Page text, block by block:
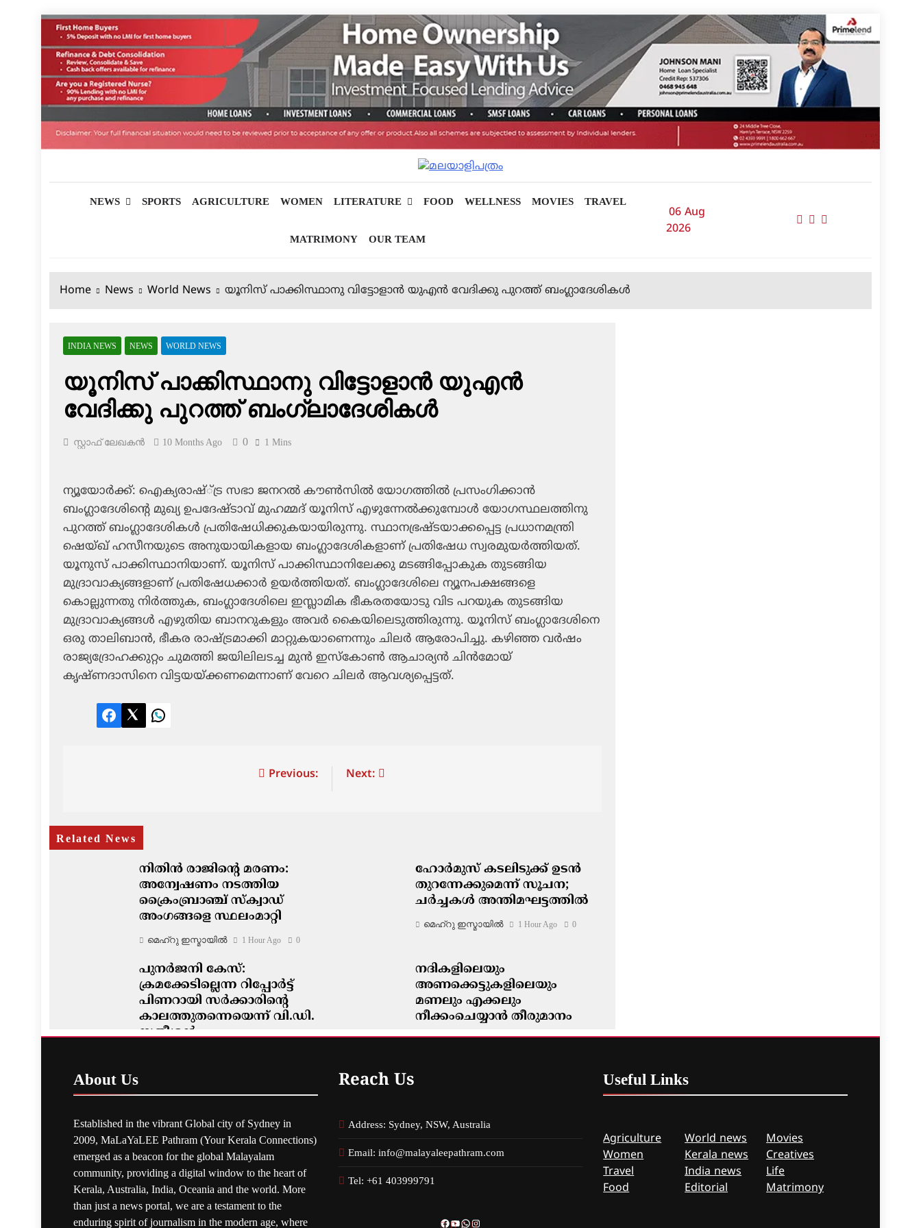
Skip
content
NEWS SPORTS AGRICULTURE WOMEN LITERATURE FOOD WELLNESS MOVIES TRAVEL
MATRIMONY OUR TEAM
06 Aug
2026
Home News World News യൂനിസ് പാക്കിസ്ഥാനു വിട്ടോളാന്‍ യുഎന്‍ വേദിക്കു പുറത്ത് ബംഗ്ലാദേശികള്‍
INDIA NEWS NEWS WORLD NEWS
യൂനിസ് പാക്കിസ്ഥാനു വിട്ടോളാന്‍ യുഎന്‍
വേദിക്കു പുറത്ത് ബംഗ്ലാദേശികള്‍
സ്റ്റാഫ് ലേഖകൻ 10 Months Ago 0 1 Mins
ന്യൂയോര്‍ക്ക്: ഐക്യരാഷ്്ട്ര സഭാ ജനറല്‍ കൗണ്‍സില്‍ യോഗത്തില്‍ പ്രസംഗിക്കാന്‍
ബംഗ്ലാദേശിന്റെ മുഖ്യ ഉപദേഷ്ടാവ് മുഹമ്മദ് യൂനിസ് എഴുന്നേല്‍ക്കുമ്പോള്‍ യോഗസ്ഥലത്തിനു
പുറത്ത് ബംഗ്ലാദേശികള്‍ പ്രതിഷേധിക്കുകയായിരുന്നു. സ്ഥാനഭ്രഷ്ടയാക്കപ്പെട്ട പ്രധാനമന്ത്രി
ഷെയ്ഖ് ഹസീനയുടെ അനുയായികളായ ബംഗ്ലാദേശികളാണ് പ്രതിഷേധ സ്വരമുയര്‍ത്തിയത്.
യൂനുസ് പാക്കിസ്ഥാനിയാണ്. യൂനിസ് പാക്കിസ്ഥാനിലേക്കു മടങ്ങിപ്പോകുക തുടങ്ങിയ
മുദ്രാവാക്യങ്ങളാണ് പ്രതിഷേധക്കാര്‍ ഉയര്‍ത്തിയത്. ബംഗ്ലാദേശിലെ ന്യൂനപക്ഷങ്ങളെ
കൊല്ലുന്നതു നിര്‍ത്തുക, ബംഗ്ലാദേശിലെ ഇസ്ലാമിക ഭീകരതയോടു വിട പറയുക തുടങ്ങിയ
മുദ്രാവാക്യങ്ങള്‍ എഴുതിയ ബാനറുകളും അവര്‍ കൈയിലെടുത്തിരുന്നു. യൂനിസ് ബംഗ്ലാദേശിനെ
ഒരു താലിബാന്‍, ഭീകര രാഷ്ട്രമാക്കി മാറ്റുകയാണെന്നും ചിലര്‍ ആരോപിച്ചു. കഴിഞ്ഞ വര്‍ഷം
രാജ്യദ്രോഹക്കുറ്റം ചുമത്തി ജയിലിലടച്ച മുന്‍ ഇസ്‌കോണ്‍ ആചാര്യന്‍ ചിന്‍മോയ്
കൃഷ്ണദാസിനെ വിട്ടയയ്ക്കണമെന്നാണ് വേറെ ചിലര്‍ ആവശ്യപ്പെട്ടത്.
Facebook
TwitterLinkedIn
Previous: Next:
Related News
നിതിൻ രാജിന്റെ മരണം:
അന്വേഷണം നടത്തിയ
ക്രൈംബ്രാഞ്ച് സ്ക്വാഡ്
അംഗങ്ങളെ സ്ഥലംമാറ്റി
മെഹ്റു ഇസ്മായില്‍ 1 Hour Ago 0
ഹോർമുസ് കടലിടുക്ക് ഉടൻ
തുറന്നേക്കുമെന്ന് സൂചന;
ചർച്ചകൾ അന്തിമഘട്ടത്തിൽ
മെഹ്റു ഇസ്മായില്‍ 1 Hour Ago 0
പുനർജനി കേസ്:
ക്രമക്കേടില്ലെന്ന റിപ്പോർട്ട്
പിണറായി സർക്കാരിന്റെ
കാലത്തുതന്നെയെന്ന് വി.ഡി.
സതീശൻ
നദികളിലെയും
അണക്കെട്ടുകളിലെയും
മണലും എക്കലും
നീക്കംചെയ്യാൻ തീരുമാനം
മെഹ്റു ഇസ്മായില്‍ 2 Hours Ago 0
About Us
Established in the vibrant Global city of Sydney in
2009, MaLaYaLEE Pathram (Your Kerala Connections)
emerged as a beacon for the global Malayalam
community, providing a digital window to the heart of
Kerala, Australia, India, Oceania and the world. More
than just a news portal, we are a testament to the
enduring spirit of journalism in the modern age, where
Reach Us
Address: Sydney, NSW, Australia
Email: info@malayaleepathram.com
Tel: +61 403999791
UsefulLinks
Agriculture
Women
Travel
Food
World news
Kerala news
India news
Editorial
Movies
Creatives
Life
Matrimony